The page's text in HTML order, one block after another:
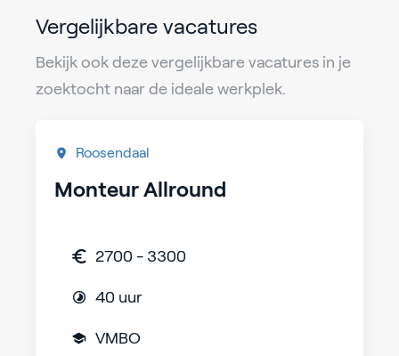
Vergelijkbare vacatures
Bekijk ook deze vergelijkbare vacatures in je
zoektocht naar de ideale werkplek.
Roosendaal
Monteur Allround
2700 - 3300
40 uur
VMBO